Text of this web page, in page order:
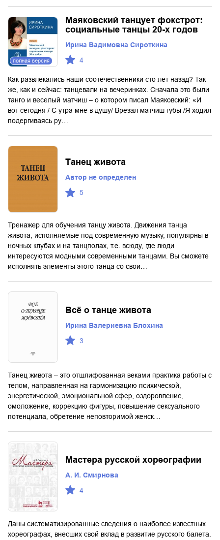
полная версия
Маяковский танцует фокстрот:
социальные танцы 20-х годов
Ирина Вадимовна Сироткина
4
Как развлекались наши соотечественники сто лет назад? Так
же, как и сейчас: танцевали на вечеринках. Сначала это были
танго и веселый матчиш – о котором писал Маяковский: «И
вот сегодня / С утра мне в душу/ Врезал матчиш губы /Я ходил
подергиваясь ру…
Танец живота
Автор не определен
5
Тренажер для обучения танцу живота. Движения танца
живота, исполняемые под современную музыку, популярны в
ночных клубах и на танцполах, т.е. всюду, где люди
интересуются модными современными танцами. Вы сможете
исполнять элементы этого танца со свои…
Всё о танце живота
Ирина Валериевна Блохина
3
Танец живота – это отшлифованная веками практика работы с
телом, направленная на гармонизацию психической,
энергетической, эмоциональной сфер, оздоровление,
омоложение, коррекцию фигуры, повышение сексуального
потенциала, обретение неповторимой женск…
Мастера русской хореографии
А. И. Смирнова
4
Даны систематизированные сведения о наиболее известных
хореографах, внесших свой вклад в развитие русского балета.